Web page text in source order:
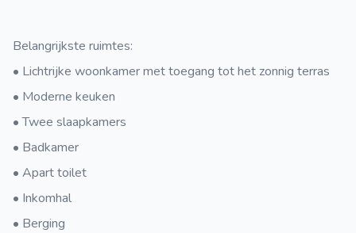
Belangrijkste ruimtes:
• Lichtrijke woonkamer met toegang tot het zonnig terras
• Moderne keuken
• Twee slaapkamers
• Badkamer
• Apart toilet
• Inkomhal
• Berging